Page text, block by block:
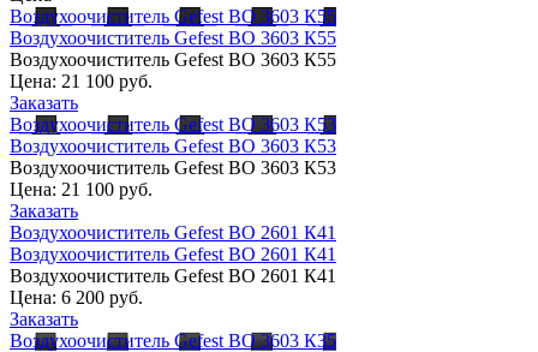
Воздухоочиститель Gefest ВО 3603 К55
Воздухоочиститель Gefest ВО 3603 К55
Воздухоочиститель Gefest ВО 3603 К55
Цена: 21 100 руб.
Заказать
Воздухоочиститель Gefest ВО 3603 К53
Воздухоочиститель Gefest ВО 3603 К53
Воздухоочиститель Gefest ВО 3603 К53
Цена: 21 100 руб.
Заказать
Воздухоочиститель Gefest ВО 2601 К41
Воздухоочиститель Gefest ВО 2601 К41
Воздухоочиститель Gefest ВО 2601 К41
Цена: 6 200 руб.
Заказать
Воздухоочиститель Gefest ВО 3603 К35